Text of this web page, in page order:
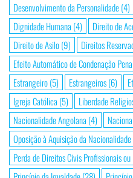
Desenvolvimento da Personalidade(4)
Dignidade Humana (4) Direito de
Direito de Asilo(9) Direitos
Efeito Automático de Condenação Penal
Estrangeiro(5) Estrangeiros(6)
Igreja Católica (5) Liberdade
Nacionalidade Angolana (4)
Oposição à Aquisição da
Perda de Direitos Civis Profissionais